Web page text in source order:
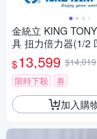
金統立 KING
具 扭力倍力器(1/2
KT34486 KT34486
4 凸
$13,599 $14,019
限時下殺
券
加入購